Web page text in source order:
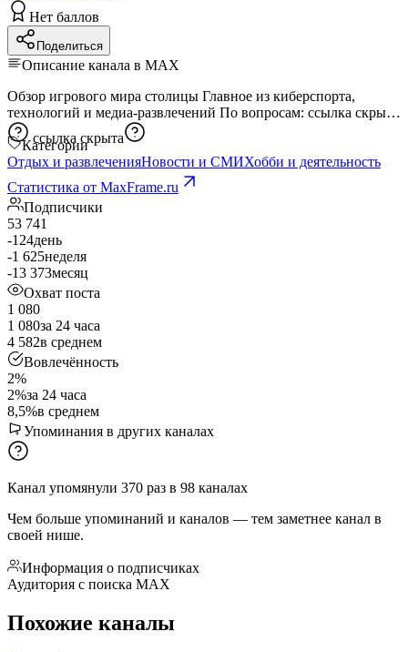
Нет баллов
Поделиться
Описание канала в MAX
Обзор игрового мира столицы Главное из киберспорта,
технологий и медиа-развлечений По вопросам: ссылка скрыта
ссылка скрыта
Категории
Отдых и развлеченияНовости и СМИХобби и деятельность
Статистика от MaxFrame.ru
Подписчики
53 741
-124день
-1 625неделя
-13 373месяц
Охват поста
1 080
1 080за 24 часа
4 582в среднем
Вовлечённость
2%
2%за 24 часа
8,5%в среднем
Упоминания в других каналах
Канал упомянули 370 раз в 98 каналах
Чем больше упоминаний и каналов — тем заметнее канал в
своей нише.
Информация о подписчиках
Аудитория с поиска MAX
Похожие каналы